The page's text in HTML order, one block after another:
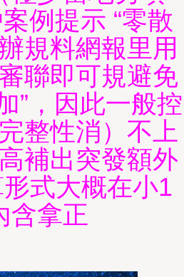
例提示 “零散
規料網報里用
聯即可規避免
”，因此一般控
整性消）不上
補出突發額外
式大概在小1
含拿正